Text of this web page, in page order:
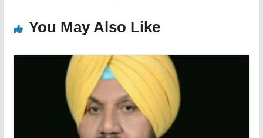
You May Also Like